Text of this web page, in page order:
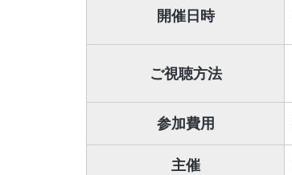
開催日時
ご視聴方法
参加費用
主催